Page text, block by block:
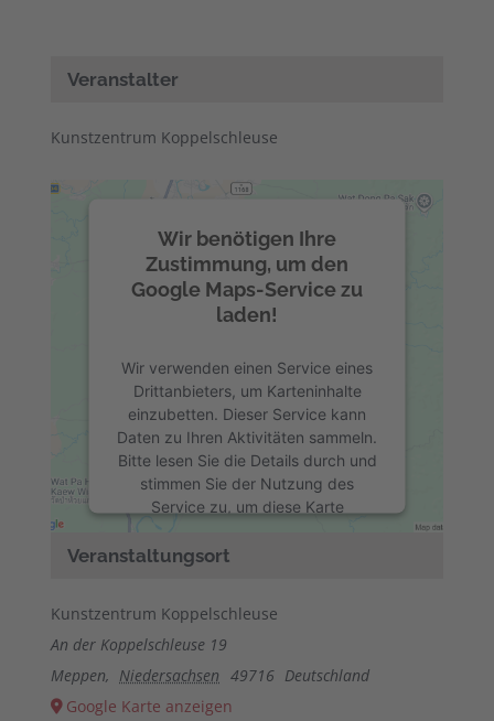
Veranstalter
Kunstzentrum Koppelschleuse
Veranstaltungsort
Kunstzentrum Koppelschleuse
An der Koppelschleuse 19
Meppen, Niedersachsen 49716 Deutschland
Google Karte anzeigen
Wir benötigen Ihre
Zustimmung, um den
Google Maps-Service zu
laden!
Wir verwenden einen Service eines
Drittanbieters, um Karteninhalte
einzubetten. Dieser Service kann
Daten zu Ihren Aktivitäten sammeln.
Bitte lesen Sie die Details durch und
stimmen Sie der Nutzung des
Service zu, um diese Karte
Akzeptieren
powered byUsercentrics Consent
Management Platform